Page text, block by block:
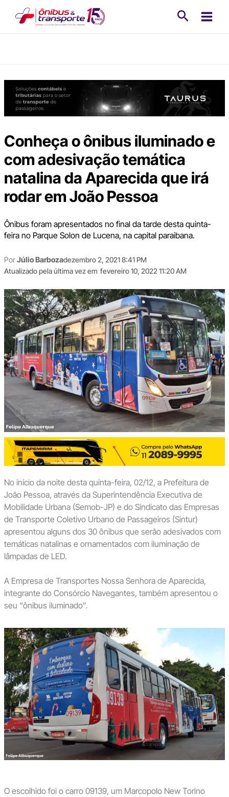
Conheça o ônibus iluminado e
com adesivação temática
natalina da Aparecida que irá
rodar em João Pessoa
Ônibus foram apresentados no final da tarde desta quinta-
feira no Parque Solon de Lucena, na capital paraibana.
PorJúlio Barbozadezembro 2, 2021 8:41 PM
Atualizado pela última vez em fevereiro 10, 2022 11:20 AM
No início da noite desta quinta-feira, 02/12, a Prefeitura de
João Pessoa, através da Superintendência Executiva de
Mobilidade Urbana (Semob-JP) e do Sindicato das Empresas
de Transporte Coletivo Urbano de Passageiros (Sintur)
apresentou alguns dos 30 ônibus que serão adesivados com
temáticas natalinas e ornamentados com iluminação de
lâmpadas de LED.
A Empresa de Transportes Nossa Senhora de Aparecida,
integrante do Consórcio Navegantes, também apresentou o
seu “ônibus iluminado”.
O escolhido foi o carro 09139, um Marcopolo New Torino